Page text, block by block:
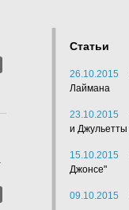
Статьи
26.10.2015
Лаймана
23.10.2015
и Джульетты
15.10.2015
Джонсе"
09.10.2015